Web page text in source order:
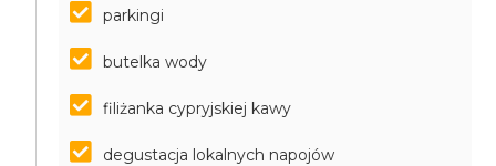
parkingi
butelka wody
filiżanka cypryjskiej kawy
degustacja lokalnych napojów